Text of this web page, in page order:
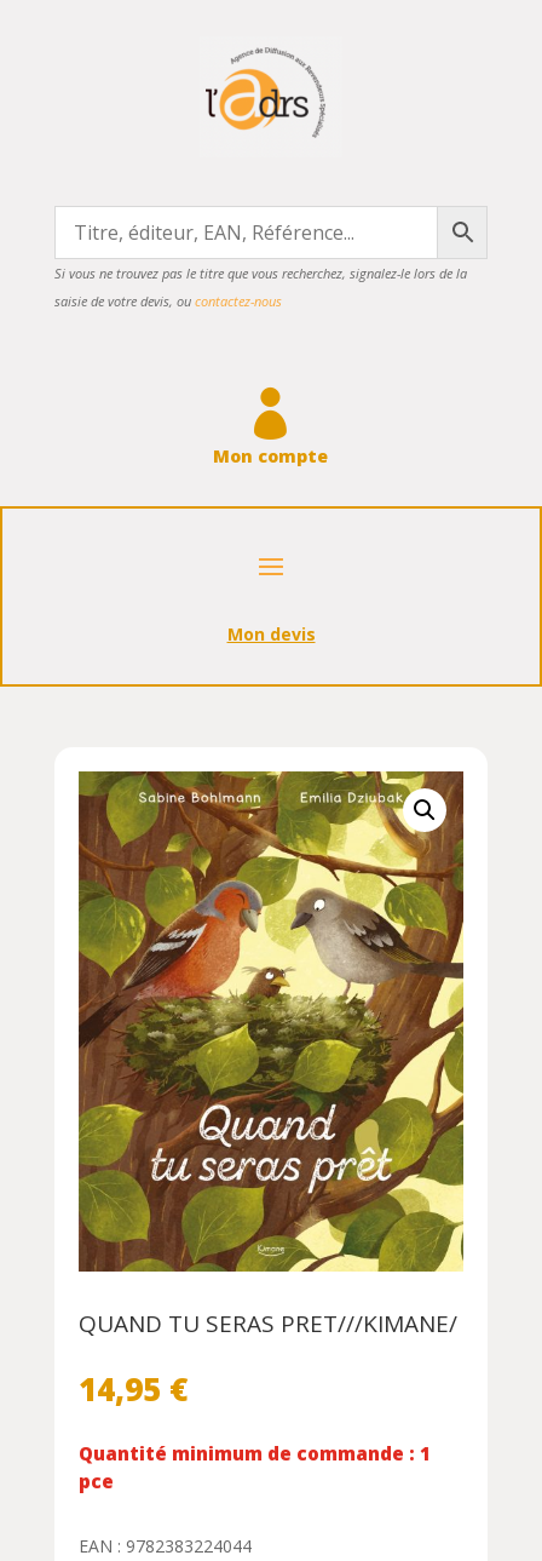
Si vous ne trouvez pas le titre que vous recherchez, signalez-le lors de la
saisie de votre devis, ou contactez-nous

Mon compte
Mon devis
QUAND TU SERAS PRET///KIMANE/
14,95 €
Quantité minimum de commande : 1
pce
EAN : 9782383224044